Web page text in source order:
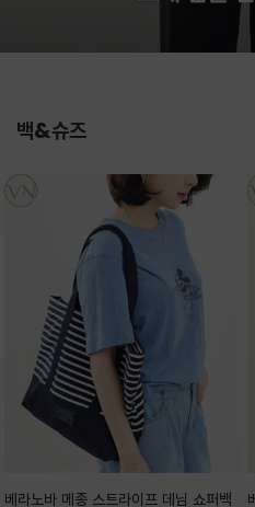
백&슈즈
베라노바 메종 스트라이프 데님 쇼퍼백